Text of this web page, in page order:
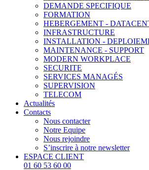
DEMANDE SPECIFIQUE
FORMATION
HEBERGEMENT -
INFRASTRUCTURE
INSTALLATION -
MAINTENANCE - SUPPORT
MODERN WORKPLACE
SECURITE
SERVICES MANAGÉS
SUPERVISION
TELECOM
Actualités
Contacts
Nous contacter
Notre Equipe
Nous rejoindre
S’inscrire à notre newsletter
ESPACE CLIENT
01 60 53 60 00